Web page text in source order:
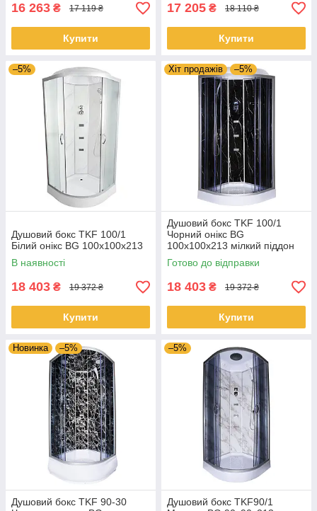
16 263 ₴ 17 119 ₴
Купити
17 205 ₴ 18 110 ₴
Купити
–5%
Душовий бокс TKF 100/1
Білий онікс BG 100x100x213
В наявності
18 403 ₴ 19 372 ₴
Купити
Хіт продажів –5%
Душовий бокс TKF 100/1
Чорний онікс BG
100x100x213 мілкий піддон
Готово до відправки
18 403 ₴ 19 372 ₴
Купити
Новинка –5%
Душовий бокс TKF 90-30
–5%
Душовий бокс TKF90/1